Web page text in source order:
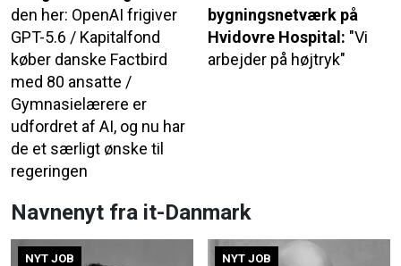
den her: OpenAI frigiver
GPT-5.6 / Kapitalfond
køber danske Factbird
med 80 ansatte /
Gymnasielærere er
udfordret af AI, og nu har
de et særligt ønske til
regeringen
bygningsnetværk på
Hvidovre Hospital: "Vi
arbejder på højtryk"
Navnenyt fra it-Danmark
NYT JOB NYT JOB